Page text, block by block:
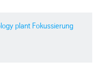
plant Fokussierung